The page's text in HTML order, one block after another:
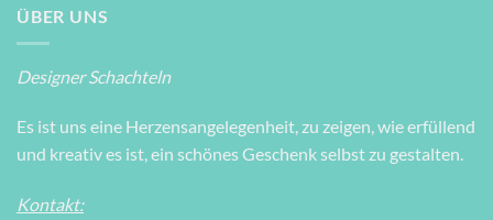
ÜBER UNS
Designer Schachteln
Es ist uns eine Herzensangelegenheit, zu zeigen, wie erfüllend
und kreativ es ist, ein schönes Geschenk selbst zu gestalten.
Kontakt: